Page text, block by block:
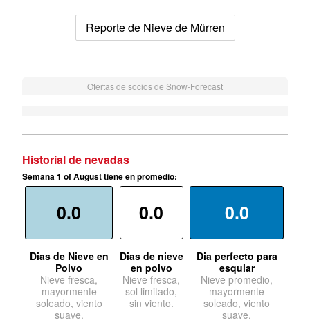
Reporte de Nieve de Mürren
Ofertas de socios de Snow-Forecast
Historial de nevadas
Semana 1 of August tiene en promedio:
0.0
Dias de Nieve en
Polvo
Nieve fresca,
mayormente
soleado, viento
suave.
0.0
Dias de nieve
en polvo
Nieve fresca,
sol limitado,
sin viento.
0.0
Dia perfecto para
esquiar
Nieve promedio,
mayormente
soleado, viento
suave.